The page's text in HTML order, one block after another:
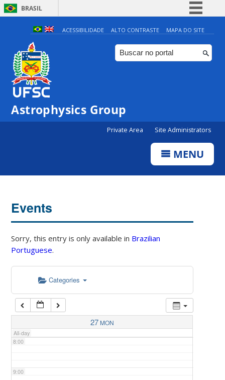
BRASIL
Simplifique!
Comunica BR
Participe
ACESSIBILIDADE ALTO CONTRASTE MAPA DO SITE
Astrophysics Group
Private Area Site Administrators
MENU
Events
Sorry, this entry is only available in Brazilian
Portuguese.
Categories
27 MON
All-day
4:00
5:00
7:00
8:00
9:00